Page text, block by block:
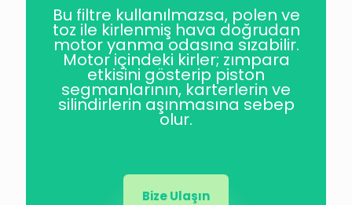
Bu filtre kullanılmazsa, polen ve
toz ile kirlenmiş hava doğrudan
motor yanma odasına sızabilir.
Motor içindeki kirler; zımpara
etkisini gösterip piston
segmanlarının, karterlerin ve
silindirlerin aşınmasına sebep
olur.
Bize Ulaşın